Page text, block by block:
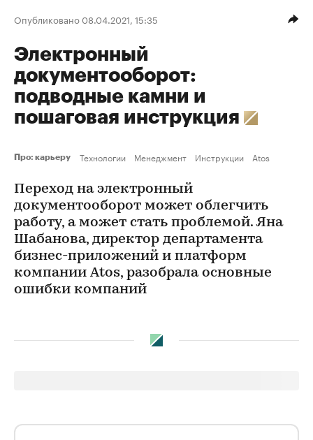
Опубликовано 08.04.2021, 15:35
Электронный
документооборот:
подводные камни и
пошаговая инструкция
Про: карьеру Технологии Менеджмент Инструкции Atos
Переход на электронный
документооборот может облегчить
работу, а может стать проблемой. Яна
Шабанова, директор департамента
бизнес-приложений и платформ
компании Atos, разобрала основные
ошибки компаний